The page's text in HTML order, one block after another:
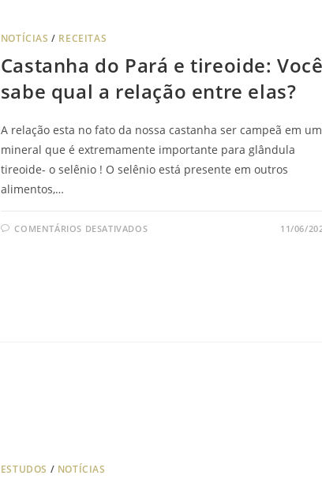
NOTÍCIAS / RECEITAS
Castanha do Pará e tireoide:
sabe qual a relação entre elas?
A relação esta no fato da nossa castanha ser campeã em um
mineral que é extremamente importante para glândula
tireoide- o selênio ! O selênio está presente em outros
alimentos,…
COMENTÁRIOS DESATIVADOS 11/06/
ESTUDOS / NOTÍCIAS